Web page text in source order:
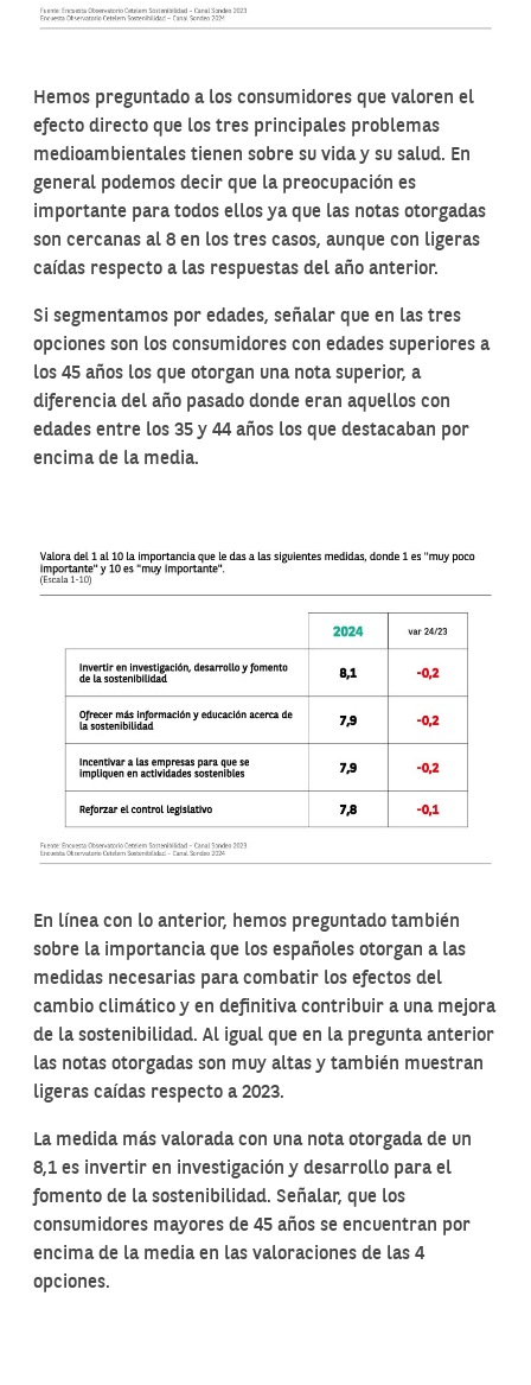
Hemos preguntado a los consumidores que valoren el
efecto directo que los tres principales problemas
medioambientales tienen sobre su vida y su salud. En
general podemos decir que la preocupación es
importante para todos ellos ya que las notas otorgadas
son cercanas al 8 en los tres casos, aunque con ligeras
caídas respecto a las respuestas del año anterior.
Si segmentamos por edades, señalar que en las tres
opciones son los consumidores con edades superiores a
los 45 años los que otorgan una nota superior, a
diferencia del año pasado donde eran aquellos con
edades entre los 35 y 44 años los que destacaban por
encima de la media.
En línea con lo anterior, hemos preguntado también
sobre la importancia que los españoles otorgan a las
medidas necesarias para combatir los efectos del
cambio climático y en definitiva contribuir a una mejora
de la sostenibilidad. Al igual que en la pregunta anterior
las notas otorgadas son muy altas y también muestran
ligeras caídas respecto a 2023.
La medida más valorada con una nota otorgada de un
8,1 es invertir en investigación y desarrollo para el
fomento de la sostenibilidad. Señalar, que los
consumidores mayores de 45 años se encuentran por
encima de la media en las valoraciones de las 4
opciones.